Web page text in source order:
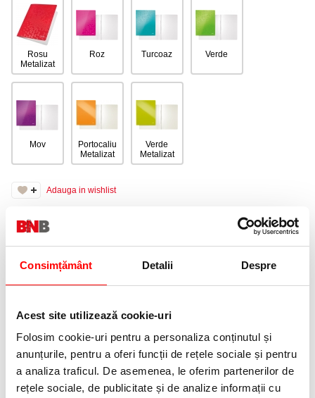
Consimțământ Detalii Despre
Acest site utilizează cookie-uri
Folosim cookie-uri pentru a personaliza conținutul și
anunțurile, pentru a oferi funcții de rețele sociale și pentru
a analiza traficul. De asemenea, le oferim partenerilor de
rețele sociale, de publicitate și de analize informații cu
Rosu
Metalizat
Roz Turcoaz Verde
Mov
Portocaliu
Metalizat
Verde
Metalizat
Adauga in wishlist
Dosar de carton cu un design atractiv, în culori vibrante WOW.
Datorită suprafeţei laminate dosarul are un aspect lucios, de
înaltă calitate.
Dotat cu șină pentru arhivarea documentelor perforate.
Confecționat dintr-un carton solid, suprafața laminată a dosarului
Capacitatate: 250 coli A4 (80 gsm)
Completează perfect celelalte produse din gama WOW pentru a
crea biroul perfect, fie el chiar și acasă.
Material: Carton 300 gsm, exterior laminat ( PP)
Dimensiuni: 240 x 3 x 310 mm